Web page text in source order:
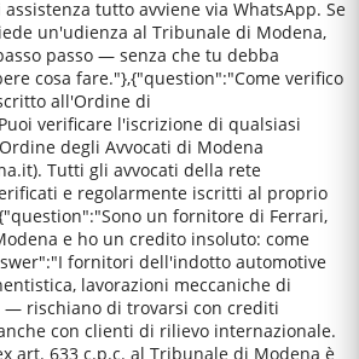
tutto avviene via WhatsApp. Se
un'udienza al Tribunale di Modena,
passo — senza che tu debba
cosa fare."},{"question":"Come verifico
all'Ordine di
verificare l'iscrizione di qualsiasi
degli Avvocati di Modena
Tutti gli avvocati della rete
e regolarmente iscritti al proprio
un fornitore di Ferrari,
e ho un credito insoluto: come
fornitori dell'indotto automotive
lavorazioni meccaniche di
— rischiano di trovarsi con crediti
con clienti di rilievo internazionale.
art. 633 c.p.c. al Tribunale di Modena è